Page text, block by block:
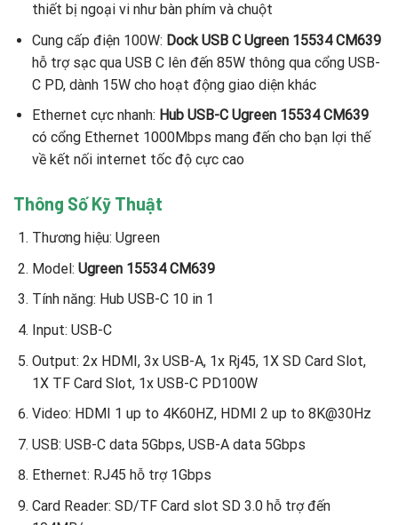
thiết bị ngoại vi như bàn phím và chuột
Cung cấp điện 100W: Dock USB C Ugreen 15534 CM639
hỗ trợ sạc qua USB C lên đến 85W thông qua cổng USB-
C PD, dành 15W cho hoạt động giao diện khác
Ethernet cực nhanh: Hub USB-C Ugreen 15534 CM639
có cổng Ethernet 1000Mbps mang đến cho bạn lợi thế
về kết nối internet tốc độ cực cao
Thông Số Kỹ Thuật
Thương hiệu: Ugreen
Model: Ugreen 15534 CM639
Tính năng: Hub USB-C 10 in 1
Input: USB-C
Output: 2x HDMI, 3x USB-A, 1x Rj45, 1X SD Card Slot,
1X TF Card Slot, 1x USB-C PD100W
Video: HDMI 1 up to 4K60HZ, HDMI 2 up to 8K@30Hz
USB: USB-C data 5Gbps, USB-A data 5Gbps
Ethernet: RJ45 hỗ trợ 1Gbps
Card Reader: SD/TF Card slot SD 3.0 hỗ trợ đến